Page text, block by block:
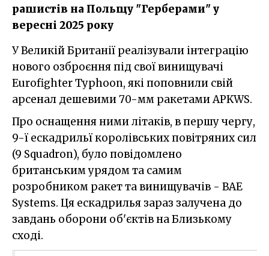
рашистів на Польщу "Герберами" у
вересні 2025 року
У Великій Британії реалізували інтеграцію
нового озброєння під свої винищувачі
Eurofighter Typhoon, які поповнили свій
арсенал дешевими 70-мм ракетами APKWS.
Про оснащення ними літаків, в першу чергу,
9-ї ескадрильї королівських повітряних сил
(9 Squadron), було повідомлено
британським урядом та самим
розробником ракет та винищувачів - BAE
Systems. Ця ескадрилья зараз залучена до
завдань оборони об'єктів на Близькому
сході.